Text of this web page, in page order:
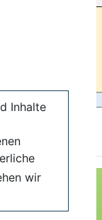
Inhalte
wir